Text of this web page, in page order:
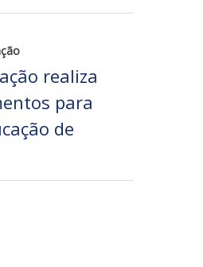
realiza
para
de